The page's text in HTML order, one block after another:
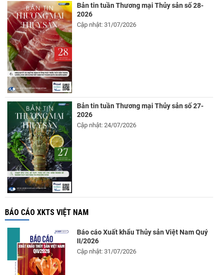
Bản tin tuần Thương mại Thủy sản số 28-
2026
Cập nhật: 31/07/2026
Bản tin tuần Thương mại Thủy sản số 27-
2026
Cập nhật: 24/07/2026
BÁO CÁO XKTS VIỆT NAM
Báo cáo Xuất khẩu Thủy sản Việt Nam Quý
II/2026
Cập nhật: 31/07/2026